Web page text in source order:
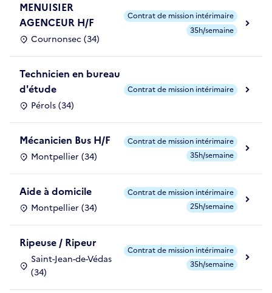
MENUISIER
AGENCEUR H/F
Cournonsec (34)
Contrat de mission intérimaire
35h/semaine
Technicien en bureau
d'étude
Pérols (34)
Contrat de mission intérimaire
Mécanicien Bus H/F
Montpellier (34)
Contrat de mission intérimaire
35h/semaine
Aide à domicile
Montpellier (34)
Contrat de mission intérimaire
25h/semaine
Ripeuse / Ripeur
Saint-Jean-de-Védas
(34)
Contrat de mission intérimaire
35h/semaine